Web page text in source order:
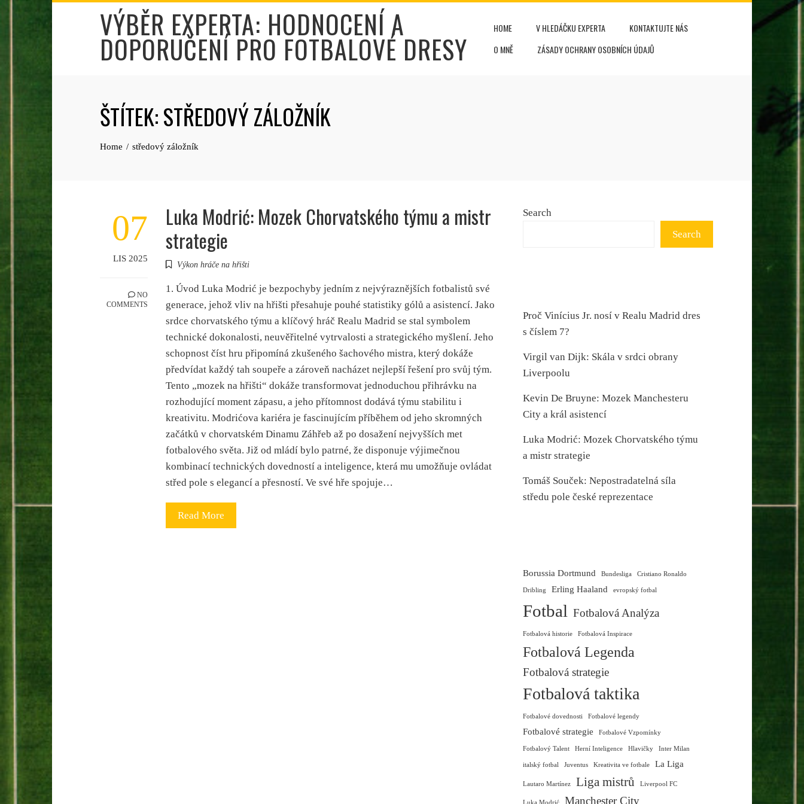
VÝBĚR EXPERTA: HODNOCENÍ A
DOPORUČENÍ PRO FOTBALOVÉ DRESY
HOME V HLEDÁČKU EXPERTA
KONTAKTUJTE NÁS
O MNĚ
ZÁSADY OCHRANY OSOBNÍCH ÚDAJŮ
ŠTÍTEK:STŘEDOVÝ ZÁLOŽNÍK
Home středový záložník
07
LIS 2025
NO
COMMENTS
Luka Modrić: Mozek Chorvatského týmu a mistr
strategie
Výkon hráče na hřišti
1. Úvod Luka Modrić je bezpochyby jedním z nejvýraznějších fotbalistů své
generace, jehož vliv na hřišti přesahuje pouhé statistiky gólů a asistencí. Jako
srdce chorvatského týmu a klíčový hráč Realu Madrid se stal symbolem
technické dokonalosti, neuvěřitelné vytrvalosti a strategického myšlení. Jeho
schopnost číst hru připomíná zkušeného šachového mistra, který dokáže
předvídat každý tah soupeře a zároveň nacházet nejlepší řešení pro svůj tým.
Tento „mozek na hřišti“ dokáže transformovat jednoduchou přihrávku na
rozhodující moment zápasu, a jeho přítomnost dodává týmu stabilitu i
kreativitu. Modrićova kariéra je fascinujícím příběhem od jeho skromných
začátků v chorvatském Dinamu Záhřeb až po dosažení nejvyšších met
fotbalového světa. Již od mládí bylo patrné, že disponuje výjimečnou
kombinací technických dovedností a inteligence, která mu umožňuje ovládat
střed pole s elegancí a přesností. Ve své hře spojuje…
Read More
Search
Search
Proč Vinícius Jr. nosí v Realu Madrid dres
s číslem 7?
Virgil van Dijk: Skála v srdci obrany
Liverpoolu
Kevin De Bruyne: Mozek Manchesteru
City a král asistencí
Luka Modrić: Mozek Chorvatského týmu
a mistr strategie
Tomáš Souček: Nepostradatelná síla
středu pole české reprezentace
Borussia Dortmund Bundesliga Cristiano Ronaldo
Dribling Erling Haaland evropský fotbal
Fotbal Fotbalová Analýza
Fotbalová historie Fotbalová Inspirace
Fotbalová Legenda
Fotbalová strategie
Fotbalová taktika
Fotbalové dovednosti Fotbalové legendy
Fotbalové strategie Fotbalové Vzpomínky
Fotbalový Talent Herní Inteligence Hlavičky Inter Milan
italský fotbal Juventus Kreativita ve fotbale La Liga
Lautaro Martínez Liga mistrů Liverpool FC
Luka Modrić Manchester City